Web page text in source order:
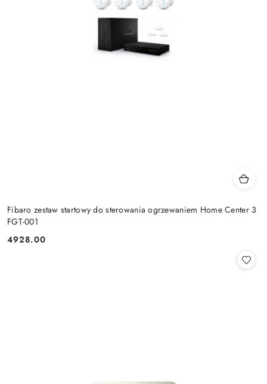
Fibaro zestaw startowy do sterowania ogrzewaniem Home Center 3
FGT-001
Cena:
4928.00